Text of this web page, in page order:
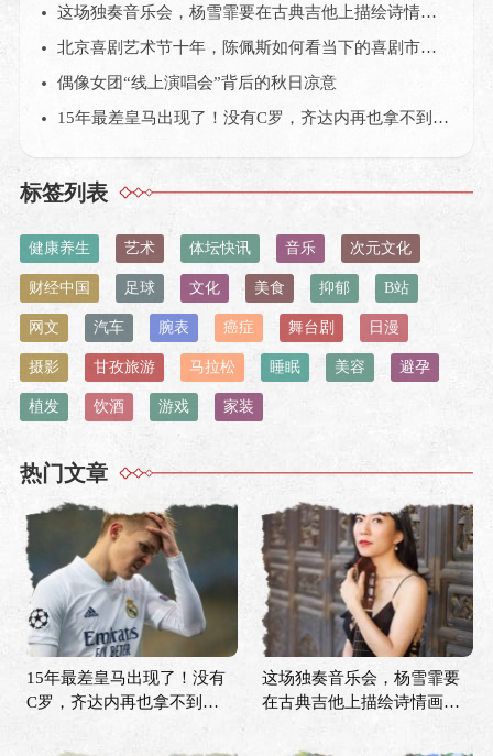
这场独奏音乐会，杨雪霏要在古典吉他上描绘诗情画意的中国
北京喜剧艺术节十年，陈佩斯如何看当下的喜剧市场？
偶像女团“线上演唱会”背后的秋日凉意
15年最差皇马出现了！没有C罗，齐达内再也拿不到欧冠？
标签列表
健康养生 艺术 体坛快讯 音乐 次元文化
财经中国 足球 文化 美食 抑郁 B站
网文 汽车 腕表 癌症 舞台剧 日漫
摄影 甘孜旅游 马拉松 睡眠 美容 避孕
植发 饮酒 游戏 家装
热门文章
15年最差皇马出现了！没有
C罗，齐达内再也拿不到欧
这场独奏音乐会，杨雪霏要
在古典吉他上描绘诗情画意